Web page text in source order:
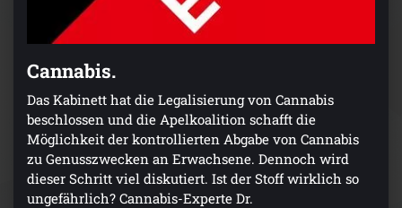
Cannabis.
Das Kabinett hat die Legalisierung von Cannabis
beschlossen und die Apelkoalition schafft die
Möglichkeit der kontrollierten Abgabe von Cannabis
zu Genusszwecken an Erwachsene. Dennoch wird
dieser Schritt viel diskutiert. Ist der Stoff wirklich so
ungefährlich? Cannabis-Experte Dr.